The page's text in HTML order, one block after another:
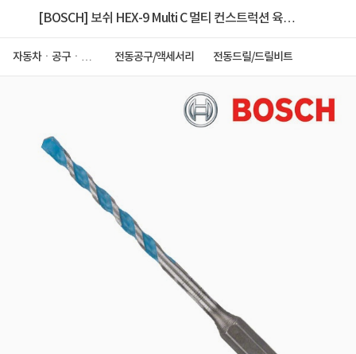
[BOSCH] 보쉬 HEX-9 Multi C 멀티 컨스트럭션 육각
자동차ㆍ공구ㆍ안
전동공구/액세서리 전동드릴/드릴비트